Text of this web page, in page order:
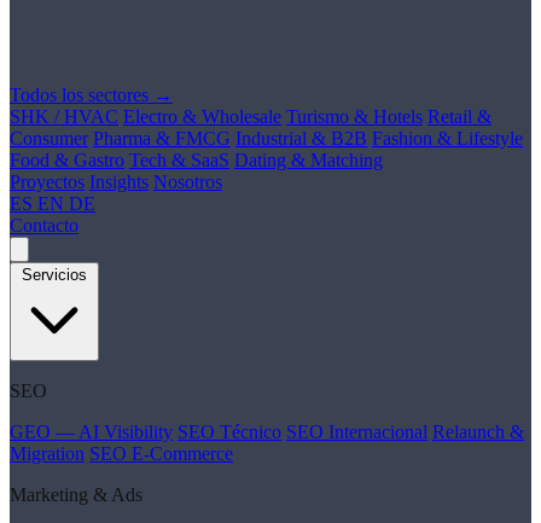
Todos los sectores →
SHK / HVAC Electro & Wholesale Turismo & Hotels Retail &
Consumer Pharma & FMCG Industrial & B2B Fashion & Lifestyle
Food & Gastro Tech & SaaS Dating & Matching
Proyectos Insights Nosotros
ES EN DE
Contacto
Servicios
SEO
GEO — AI Visibility SEO Técnico SEO Internacional Relaunch &
Migration SEO E-Commerce
Marketing & Ads